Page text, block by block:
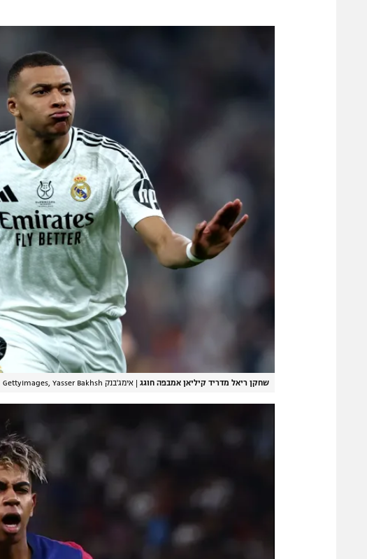
שחקן ריאל מדריד קיליאן אמבפה חוגג | אימג'בנק GettyImages, Yasser Bakhsh